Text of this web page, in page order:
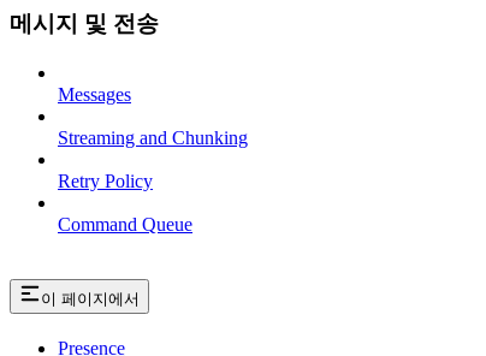
메시지 및 전송
Messages
Streaming and Chunking
Retry Policy
Command Queue
이 페이지에서
Presence